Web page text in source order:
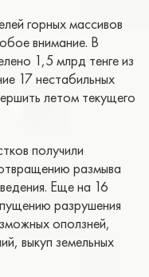
горных массивов
внимание. В
1,5 млрд тенге из
17 нестабильных
летом текущего
получили
размыва
Еще на 16
разрушения
оползней,
выкуп земельных